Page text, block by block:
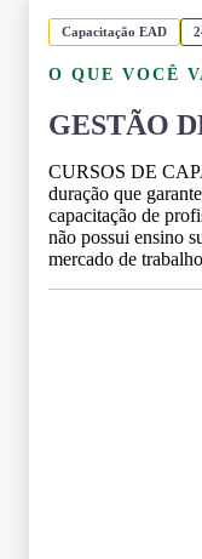
Capacitação EAD
O QUE VOCÊ
GESTÃO
CURSOS DE
duração que
capacitação de
não possui ensino
mercado de